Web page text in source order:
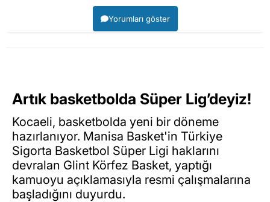
Yorumları göster
Artık basketbolda Süper Lig’deyiz!
Kocaeli, basketbolda yeni bir döneme
hazırlanıyor. Manisa Basket'in Türkiye
Sigorta Basketbol Süper Ligi haklarını
devralan Glint Körfez Basket, yaptığı
kamuoyu açıklamasıyla resmi çalışmalarına
başladığını duyurdu.